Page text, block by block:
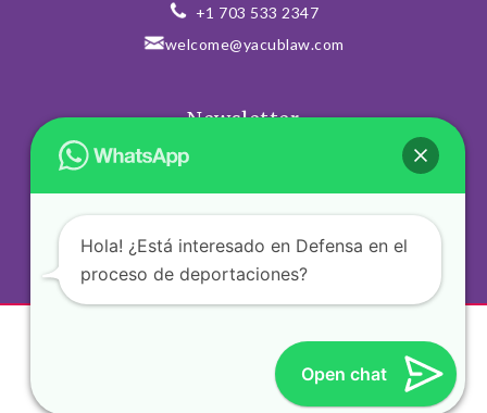
+1 703 533 2347
welcome@yacublaw.com
Newsletter
SUSCRIBIRSE
Open chat
Hola! ¿Está interesado en Defensa en el
proceso de deportaciones?